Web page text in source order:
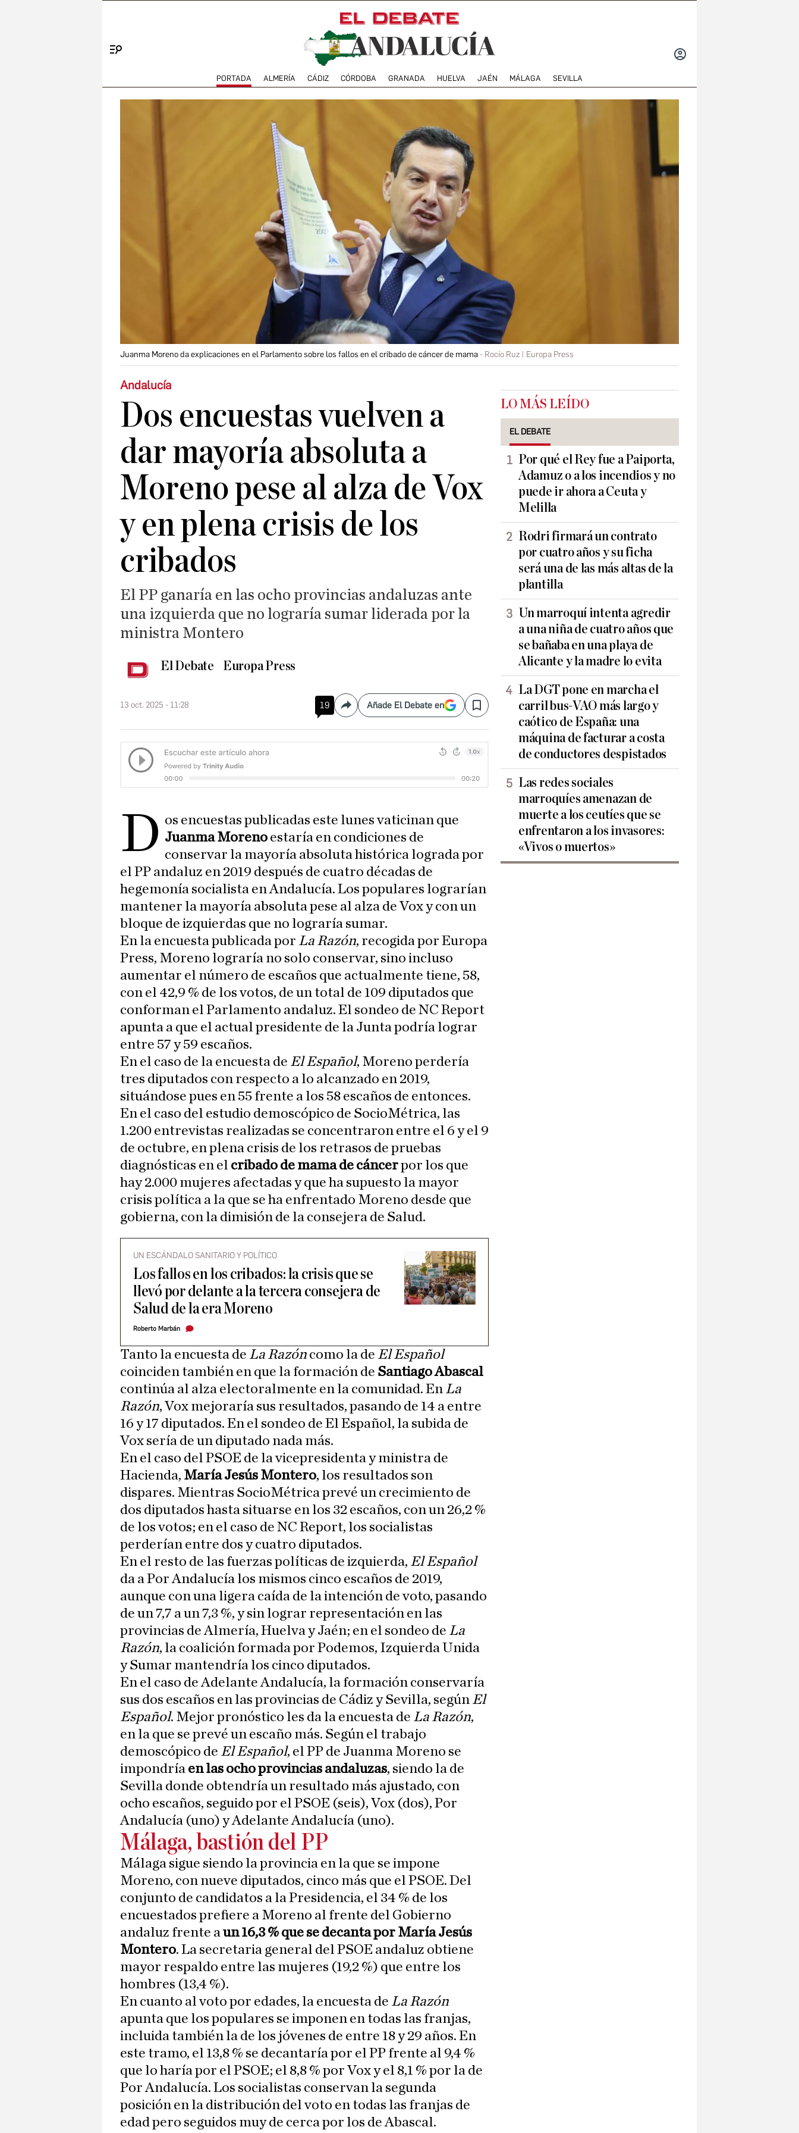
PORTADA ALMERÍA CÁDIZ CÓRDOBA GRANADA HUELVA JAÉN MÁLAGA SEVILLA
Juanma Moreno da explicaciones en el Parlamento sobre los fallos en el cribado de cáncer de mama Rocío Ruz | Europa Press
Andalucía
Dos encuestas vuelven a
dar mayoría absoluta a
Moreno pese al alza de Vox
y en plena crisis de los
cribados
El PP ganaría en las ocho provincias andaluzas ante
una izquierda que no lograría sumar liderada por la
ministra Montero
El Debate Europa Press
13 oct. 2025 - 11:28 19 CompartirAñade El Debate en Save
D os encuestas publicadas este lunes vaticinan que
Juanma Moreno estaría en condiciones de
conservar la mayoría absoluta histórica lograda por
el PP andaluz en 2019 después de cuatro décadas de
hegemonía socialista en Andalucía. Los populares lograrían
mantener la mayoría absoluta pese al alza de Vox y con un
bloque de izquierdas que no lograría sumar.
En la encuesta publicada por La Razón, recogida por Europa
Press, Moreno lograría no solo conservar, sino incluso
aumentar el número de escaños que actualmente tiene, 58,
con el 42,9 % de los votos, de un total de 109 diputados que
conforman el Parlamento andaluz. El sondeo de NC Report
apunta a que el actual presidente de la Junta podría lograr
entre 57 y 59 escaños.
En el caso de la encuesta de El Español, Moreno perdería
tres diputados con respecto a lo alcanzado en 2019,
situándose pues en 55 frente a los 58 escaños de entonces.
En el caso del estudio demoscópico de SocioMétrica, las
1.200 entrevistas realizadas se concentraron entre el 6 y el 9
de octubre, en plena crisis de los retrasos de pruebas
diagnósticas en el cribado de mama de cáncerpor los que
hay 2.000 mujeres afectadas y que ha supuesto la mayor
crisis política a la que se ha enfrentado Moreno desde que
gobierna, con la dimisión de la consejera de Salud.
UN ESCÁNDALO SANITARIO Y POLÍTICO
Los fallos en los cribados: la crisis que se
llevó por delante a la tercera consejera de
Salud de la era Moreno
Roberto Marbán
Tanto la encuesta de La Razón como la de El Español
coinciden también en que la formación de Santiago Abascal
continúa al alza electoralmente en la comunidad. En La
Razón, Vox mejoraría sus resultados, pasando de 14 a entre
16 y 17 diputados. En el sondeo de El Español, la subida de
Vox sería de un diputado nada más.
En el caso del PSOE de la vicepresidenta y ministra de
Hacienda, María Jesús Montero, los resultados son
dispares. Mientras SocioMétrica prevé un crecimiento de
dos diputados hasta situarse en los 32 escaños, con un 26,2 %
de los votos; en el caso de NC Report, los socialistas
perderían entre dos y cuatro diputados.
En el resto de las fuerzas políticas de izquierda, El Español
da a Por Andalucía los mismos cinco escaños de 2019,
aunque con una ligera caída de la intención de voto, pasando
de un 7,7 a un 7,3 %, y sin lograr representación en las
provincias de Almería, Huelva y Jaén; en el sondeo de La
Razón, la coalición formada por Podemos, Izquierda Unida
y Sumar mantendría los cinco diputados.
En el caso de Adelante Andalucía, la formación conservaría
sus dos escaños en las provincias de Cádiz y Sevilla, según El
Español. Mejor pronóstico les da la encuesta de La Razón,
en la que se prevé un escaño más. Según el trabajo
demoscópico de El Español, el PP de Juanma Moreno se
impondría en las ocho provincias andaluzas, siendo la de
Sevilla donde obtendría un resultado más ajustado, con
ocho escaños, seguido por el PSOE (seis), Vox (dos), Por
Andalucía (uno) y Adelante Andalucía (uno).
Málaga, bastión del PP
Málaga sigue siendo la provincia en la que se impone
Moreno, con nueve diputados, cinco más que el PSOE. Del
conjunto de candidatos a la Presidencia, el 34 % de los
encuestados prefiere a Moreno al frente del Gobierno
andaluz frente aun 16,3 % que se decanta por María Jesús
Montero. La secretaria general del PSOE andaluz obtiene
mayor respaldo entre las mujeres (19,2 %) que entre los
hombres (13,4 %).
En cuanto al voto por edades, la encuesta de La Razón
apunta que los populares se imponen en todas las franjas,
incluida también la de los jóvenes de entre 18 y 29 años. En
este tramo, el 13,8 % se decantaría por el PP frente al 9,4 %
que lo haría por el PSOE; el 8,8 % por Vox y el 8,1 % por la de
Por Andalucía. Los socialistas conservan la segunda
posición en la distribución del voto en todas las franjas de
edad pero seguidos muy de cerca por los de Abascal.
LO MÁS LEÍDO
EL DEBATE
Por qué el Rey fue a Paiporta,
Adamuz o a los incendios y no
puede ir ahora a Ceuta y
Melilla
Rodri firmará un contrato
por cuatro años y su ficha
será una de las más altas de la
plantilla
Un marroquí intenta agredir
a una niña de cuatro años que
se bañaba en una playa de
Alicante y la madre lo evita
La DGT pone en marcha el
carril bus-VAO más largo y
caótico de España: una
máquina de facturar a costa
de conductores despistados
Las redes sociales
marroquíes amenazan de
muerte a los ceutíes que se
enfrentaron a los invasores:
«Vivos o muertos»